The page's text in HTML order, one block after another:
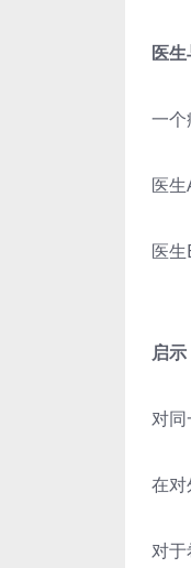
医
一
医
医
启示
对
在对
对